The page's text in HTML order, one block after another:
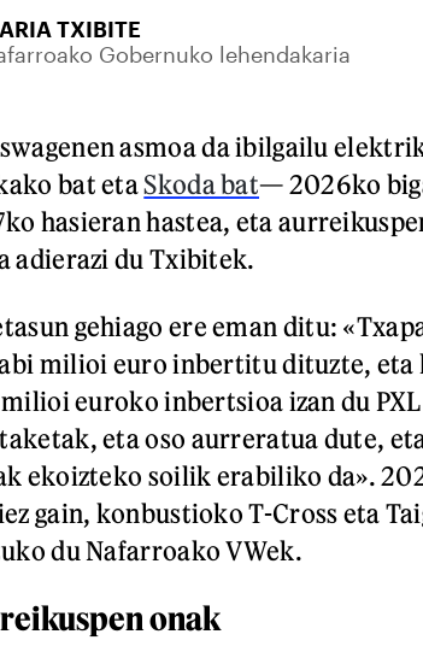
TXIBITE
Gobernuko lehendakaria
asmoa da ibilgailu
bat etaSkoda bat— 2026ko
hasieran hastea, eta
adierazi du Txibitek.
gehiago ere eman ditu:
milioi euro inbertitu dituzte, eta
euroko inbertsioa izan du
eta oso aurreratua dute,
ekoizteko soilik erabiliko da».
gain, konbustioko T-Cross eta
du Nafarroako VWek.
onak